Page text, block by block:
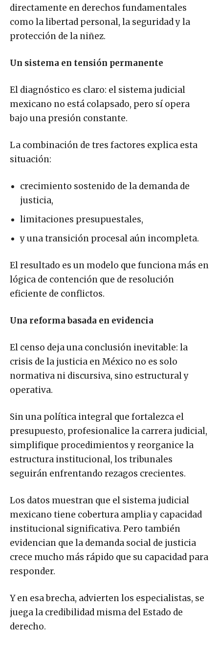
directamente en derechos fundamentales
como la libertad personal, la seguridad y la
protección de la niñez.
Un sistema en tensión permanente
El diagnóstico es claro: el sistema judicial
mexicano no está colapsado, pero sí opera
bajo una presión constante.
La combinación de tres factores explica esta
situación:
crecimiento sostenido de la demanda de
justicia,
limitaciones presupuestales,
y una transición procesal aún incompleta.
El resultado es un modelo que funciona más en
lógica de contención que de resolución
eficiente de conflictos.
Una reforma basada en evidencia
El censo deja una conclusión inevitable: la
crisis de la justicia en México no es solo
normativa ni discursiva, sino estructural y
operativa.
Sin una política integral que fortalezca el
presupuesto, profesionalice la carrera judicial,
simplifique procedimientos y reorganice la
estructura institucional, los tribunales
seguirán enfrentando rezagos crecientes.
Los datos muestran que el sistema judicial
mexicano tiene cobertura amplia y capacidad
institucional significativa. Pero también
evidencian que la demanda social de justicia
crece mucho más rápido que su capacidad para
responder.
Y en esa brecha, advierten los especialistas, se
juega la credibilidad misma del Estado de
derecho.